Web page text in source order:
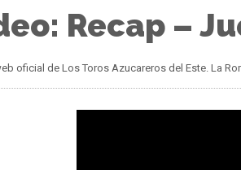
Recap –
oficial de Los Toros Azucareros del Este. La